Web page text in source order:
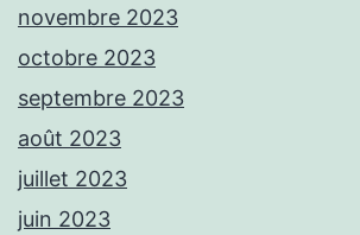
novembre 2023
octobre 2023
septembre 2023
août 2023
juillet 2023
juin 2023